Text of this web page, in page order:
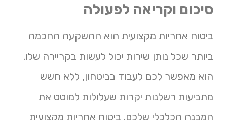
סיכום וקריאה לפעולה
ביטוח אחריות מקצועית הוא ההשקעה החכמה
ביותר שכל נותן שירות יכול לעשות בקריירה שלו.
הוא מאפשר לכם לעבוד בביטחון, ללא חשש
מתביעות רשלנות יקרות שעלולות למוטט את
המבנה הכלכלי שלכם. ביטוח אחריות מקצועית